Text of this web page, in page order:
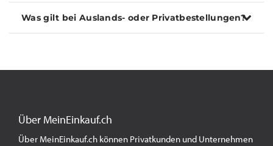
Was gilt bei Auslands- oder Privatbestellungen?
Über MeinEinkauf.ch
Über MeinEinkauf.ch können Privatkunden und Unternehmen